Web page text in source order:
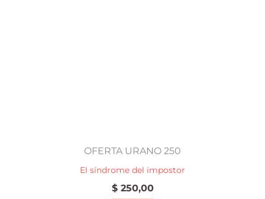
OFERTA URANO 250
El síndrome del impostor
$250,00